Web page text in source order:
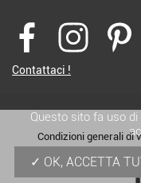
Contattaci !
Condizioni generali di
Questo sito fa uso
OK, ACCETTA